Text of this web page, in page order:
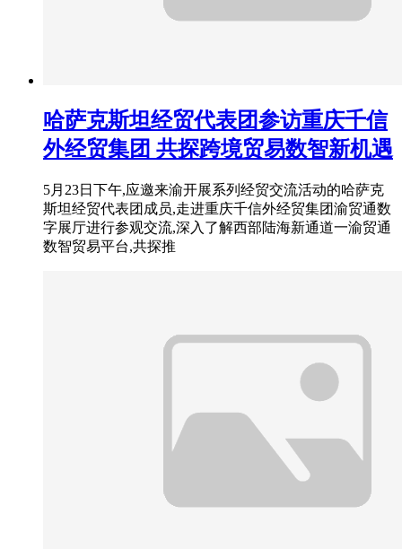
哈萨克斯坦经贸代表团参访重庆千信
外经贸集团 共探跨境贸易数智新机遇
5月23日下午,应邀来渝开展系列经贸交流活动的哈萨克
斯坦经贸代表团成员,走进重庆千信外经贸集团渝贸通数
字展厅进行参观交流,深入了解西部陆海新通道一渝贸通
数智贸易平台,共探推